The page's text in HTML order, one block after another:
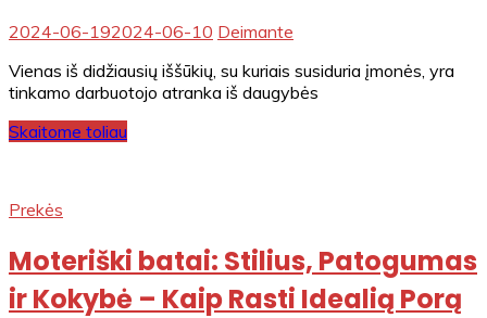
2024-06-192024-06-10 Deimante
Vienas iš didžiausių iššūkių, su kuriais susiduria įmonės, yra
tinkamo darbuotojo atranka iš daugybės
Skaitome toliau
Prekės
Moteriški batai: Stilius, Patogumas
ir Kokybė – Kaip Rasti Idealią Porą